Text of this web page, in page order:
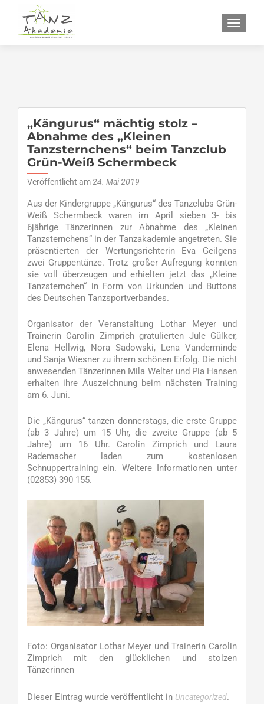
„Kängurus“ mächtig stolz –
Abnahme des „Kleinen
Tanzsternchens“ beim Tanzclub
Grün-Weiß Schermbeck
Veröffentlicht am24. Mai 2019
Aus der Kindergruppe „Kängurus“ des Tanzclubs Grün-
Weiß Schermbeck waren im April sieben 3- bis
6jährige Tänzerinnen zur Abnahme des „Kleinen
Tanzsternchens“ in der Tanzakademie angetreten. Sie
präsentierten der Wertungsrichterin Eva Geilgens
zwei Gruppentänze. Trotz großer Aufregung konnten
sie voll überzeugen und erhielten jetzt das „Kleine
Tanzsternchen“ in Form von Urkunden und Buttons
des Deutschen Tanzsportverbandes.
Organisator der Veranstaltung Lothar Meyer und
Trainerin Carolin Zimprich gratulierten Jule Gülker,
Elena Hellwig, Nora Sadowski, Lena Vanderminde
und Sanja Wiesner zu ihrem schönen Erfolg. Die nicht
anwesenden Tänzerinnen Mila Welter und Pia Hansen
erhalten ihre Auszeichnung beim nächsten Training
am 6. Juni.
Die „Kängurus“ tanzen donnerstags, die erste Gruppe
(ab 3 Jahre) um 15 Uhr, die zweite Gruppe (ab 5
Jahre) um 16 Uhr. Carolin Zimprich und Laura
Rademacher laden zum kostenlosen
Schnuppertraining ein. Weitere Informationen unter
(02853) 390 155.
Foto: Organisator Lothar Meyer und Trainerin Carolin
Zimprich mit den glücklichen und stolzen
Tänzerinnen
Dieser Eintrag wurde veröffentlicht in Uncategorized.